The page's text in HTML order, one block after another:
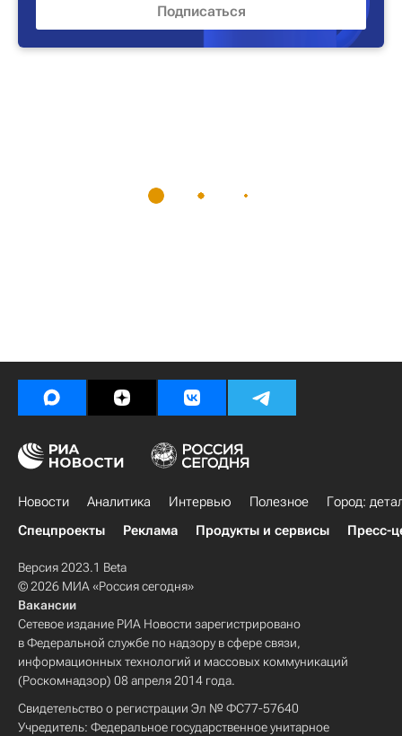
Новости Аналитика Интервью Полезное
Город:
Спецпроекты
Реклама Продукты и сервисы Пресс-
Версия 2023.1 Beta
© 2026 МИА «Россия сегодня»
Вакансии
Сетевое издание РИА Новости зарегистрировано
в Федеральной службе по надзору в сфере связи,
информационных технологий и массовых коммуникаций
(Роскомнадзор) 08 апреля 2014 года.
Свидетельство о регистрации Эл № ФС77-57640
Учредитель: Федеральное государственное унитарное